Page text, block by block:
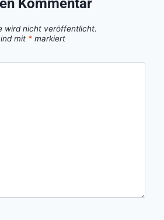
Kommentar
wird nicht veröffentlicht.
mit * markiert